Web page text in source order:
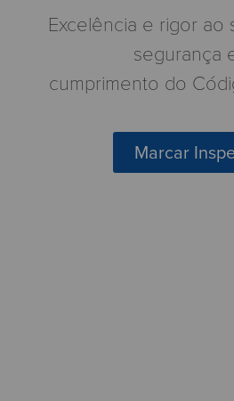
Excelência e rigor ao
segurança
cumprimento do
Marcar